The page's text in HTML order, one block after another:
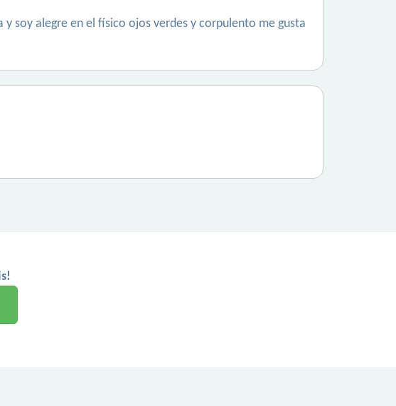
soy alegre en el físico ojos verdes y corpulento me gusta